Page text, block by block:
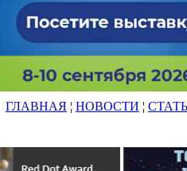
ГЛАВНАЯ ¦ НОВОСТИ ¦